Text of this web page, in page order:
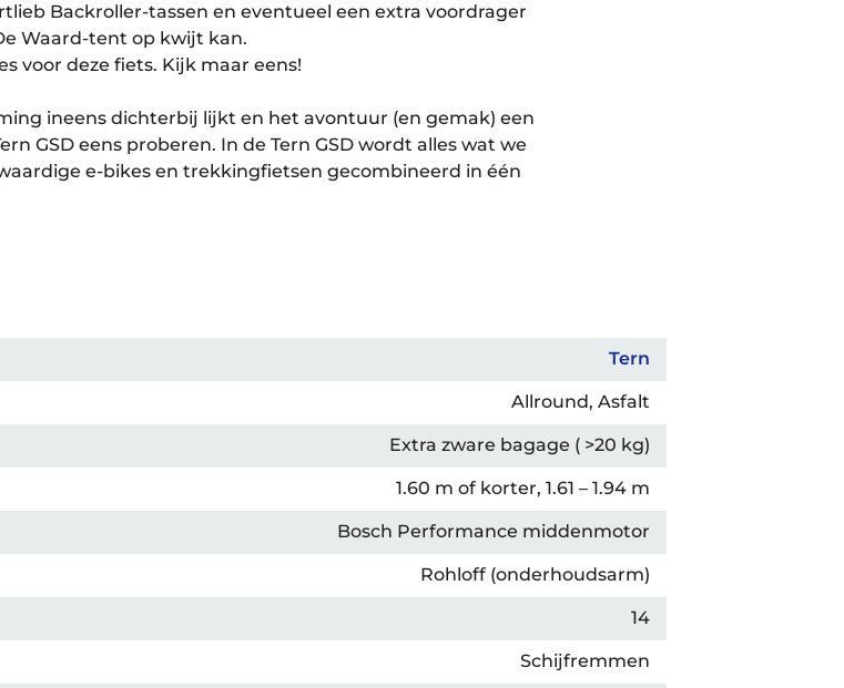
Backroller-tassen en eventueel een extra voordrager
Waard-tent op kwijt kan.
voor deze fiets. Kijk maar eens!
ineens dichterbij lijkt en het avontuur (en gemak) een
GSD eens proberen. In de Tern GSD wordt alles wat we
e-bikes en trekkingfietsen gecombineerd in één
Tern
Allround, Asfalt
Extra zware bagage ( >20 kg)
1.60 m of korter, 1.61 – 1.94 m
Bosch Performance middenmotor
Rohloff (onderhoudsarm)
14
Schijfremmen